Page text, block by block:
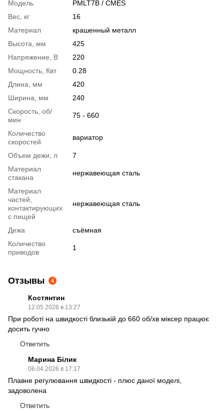
Модель
PMLT7B / CMES
Вес, кг
16
Материал
крашенный металл
Высота, мм
425
Напряжение, В
220
Мощность, Квт
0.28
Длина, мм
420
Ширина, мм
240
Скорость, об/
мин
75 - 660
Количество
скоростей
вариатор
Объем дежи, л
7
Материал
стакана
нержавеющая сталь
Материал
частей,
контактирующих
с пищей
нержавеющая сталь
Дежа
съёмная
Количество
приводов
1
Отзывы 4
Костянтин
12.05.2026 в 13:27
При роботі на швидкості близькій до 660 об/хв міксер працює
досить гучно
Ответить
Марина Білик
06.04.2026 в 17:17
Плавне регулювання швидкості - плюс даної моделі,
задоволена
Ответить